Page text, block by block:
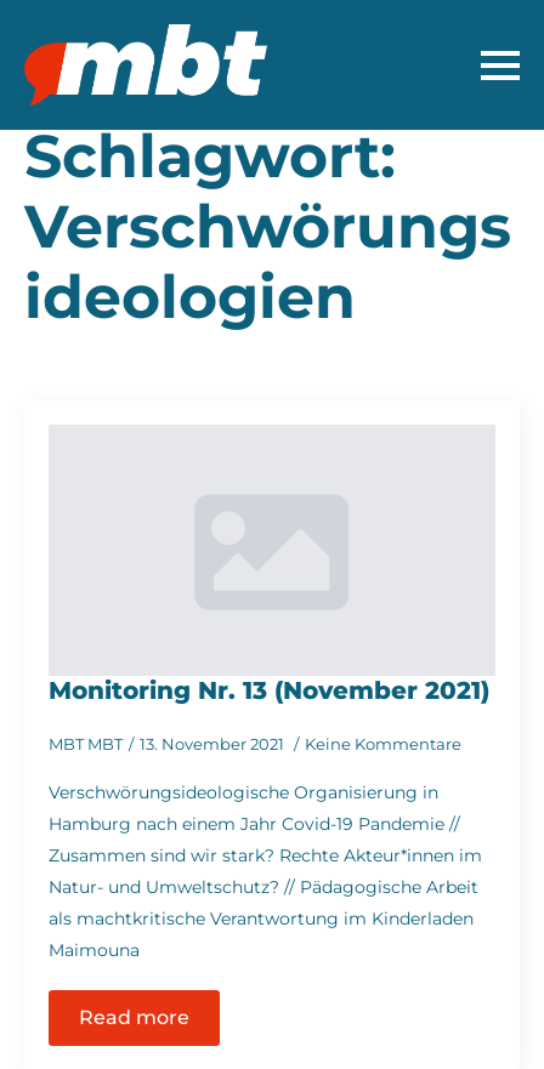
Schlagwort:
Verschwörungs
ideologien
Monitoring Nr. 13 (November 2021)
MBT MBT 13. November 2021 Keine Kommentare
Verschwörungsideologische Organisierung in
Hamburg nach einem Jahr Covid-19 Pandemie //
Zusammen sind wir stark? Rechte Akteur*innen im
Natur- und Umweltschutz? // Pädagogische Arbeit
als machtkritische Verantwortung im Kinderladen
Maimouna
Read more